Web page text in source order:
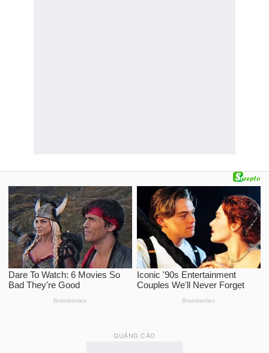
QUẢNG CÁO